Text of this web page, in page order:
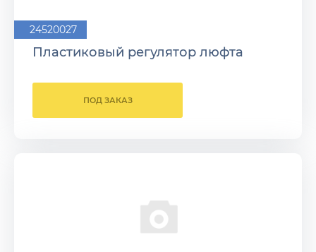
24520027
Пластиковый регулятор люфта
ПОД ЗАКАЗ